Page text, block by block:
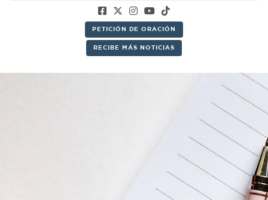
PETICIÓN DE ORACIÓN
RECIBE MÁS NOTICIAS